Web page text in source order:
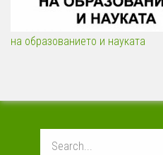
на образованието и науката